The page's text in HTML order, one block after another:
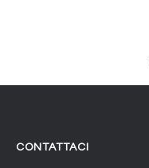
CONTATTACI